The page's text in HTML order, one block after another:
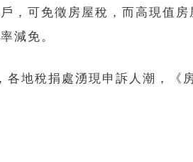
，可免徵房屋稅，而高現值
減免。
地稅捐處湧現申訴人潮，《